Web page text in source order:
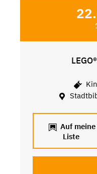
Auf meine
Liste